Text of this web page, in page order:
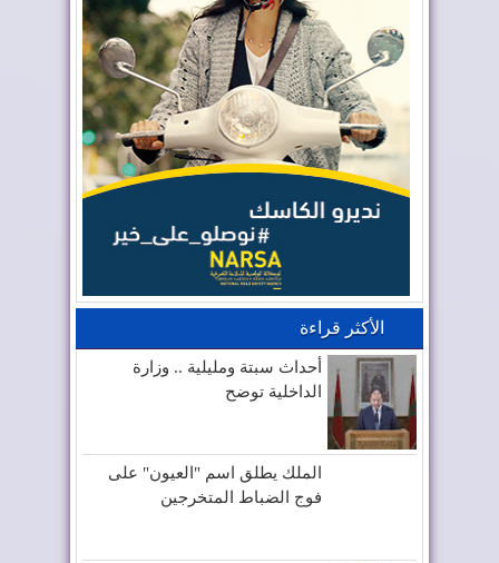
الأكثر قراءة
أحداث سبتة ومليلية .. وزارة
الداخلية توضح
الملك يطلق اسم "العيون" على
فوج الضباط المتخرجين